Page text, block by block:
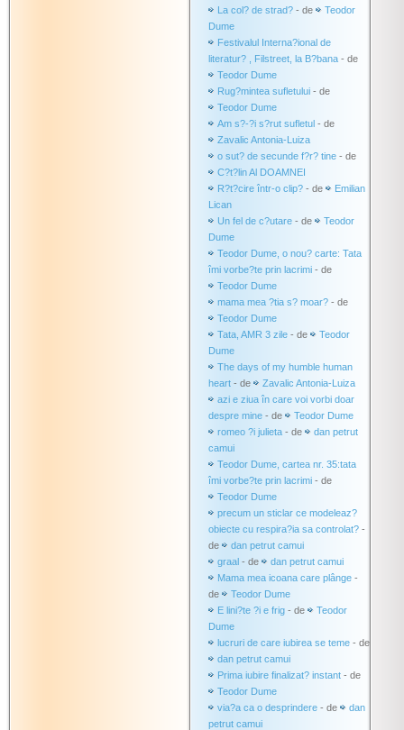
La col? de strad? - de
Teodor
Dume
Festivalul Interna?ional de
literatur? , Filstreet, la B?bana - de
Teodor Dume
Rug?mintea sufletului - de
Teodor Dume
Am s?-?i s?rut sufletul - de
Zavalic Antonia-Luiza
o sut? de secunde f?r? tine - de
C?t?lin Al DOAMNEI
R?t?cire într-o clip? - de
Emilian
Lican
Un fel de c?utare - de
Teodor
Dume
Teodor Dume, o nou? carte: Tata
îmi vorbe?te prin lacrimi - de
Teodor Dume
mama mea ?tia s? moar? - de
Teodor Dume
Tata, AMR 3 zile - de
Teodor
Dume
The days of my humble human
heart - de
Zavalic Antonia-Luiza
azi e ziua în care voi vorbi doar
despre mine - de
Teodor Dume
romeo ?i julieta - de
dan petrut
camui
Teodor Dume, cartea nr. 35:tata
îmi vorbe?te prin lacrimi - de
Teodor Dume
precum un sticlar ce modeleaz?
obiecte cu respira?ia sa controlat? -
de
dan petrut camui
graal - de
dan petrut camui
Mama mea icoana care plânge -
de
Teodor Dume
E lini?te ?i e frig - de
Teodor
Dume
lucruri de care iubirea se teme - de
dan petrut camui
Prima iubire finalizat? instant - de
Teodor Dume
via?a ca o desprindere - de
dan
petrut camui